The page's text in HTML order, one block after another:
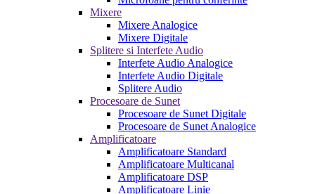
Mixere
Mixere Analogice
Mixere Digitale
Splitere si Interfete Audio
Interfete Audio Analogice
Interfete Audio Digitale
Splitere Audio
Procesoare de Sunet
Procesoare de Sunet Digitale
Procesoare de Sunet Analogice
Amplificatoare
Amplificatoare Standard
Amplificatoare Multicanal
Amplificatoare DSP
Amplificatoare Linie